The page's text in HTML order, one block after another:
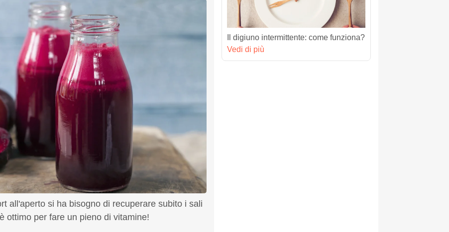
all'aperto si ha bisogno di recuperare subito i sali
ottimo per fare un pieno di vitamine!
Il digiuno intermittente: come funziona?
Vedi di più